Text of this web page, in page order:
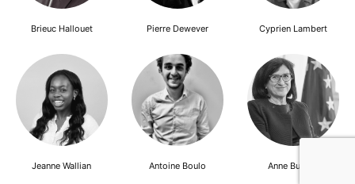
Brieuc Hallouet Pierre Dewever Cyprien Lambert
Jeanne Wallian Antoine Boulo Anne Bucher